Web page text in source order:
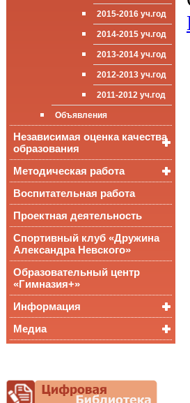
ООП СОО
школа»
приёма (перевода)
обучающихся
Стипендии и виды
сотрудничество
Организация питания в
образовательной
организации
Достижения
уч.года
Достижения
2015-2016 уч.год
2014-2015 уч.год
2013-2014 уч.год
2012-2013 уч.год
2011-2012 уч.год
Объявления
Независимая оценка качества
образования
Независимая оценка
качества подготовки
обучающихся
Всероссийские
проверочные
работы
Всероссийская
олимпиада
мониторинг системы
образования
Методическая работа
Уроки, мероприятия
Публикации
Материалы
педагогического форума
Воспитательная работа
Проектная деятельность
Спортивный клуб «Дружина
Александра Невского»
Образовательный центр
«Гимназия+»
Информация
Снижение
документационной
нагрузки
Медиа